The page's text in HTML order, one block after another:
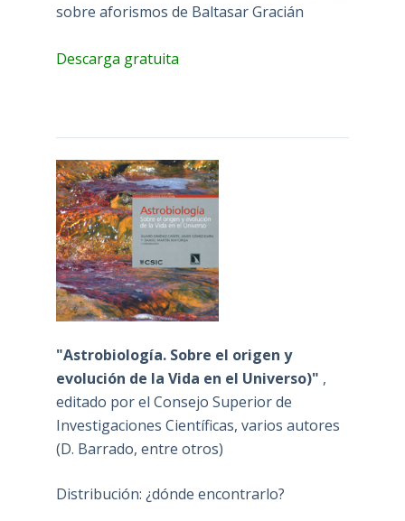
sobre aforismos de Baltasar Gracián
Descarga gratuita
"Astrobiología. Sobre el origen y
evolución de la Vida en el Universo)" ,
editado por el Consejo Superior de
Investigaciones Científicas, varios autores
(D. Barrado, entre otros)
Distribución: ¿dónde encontrarlo?